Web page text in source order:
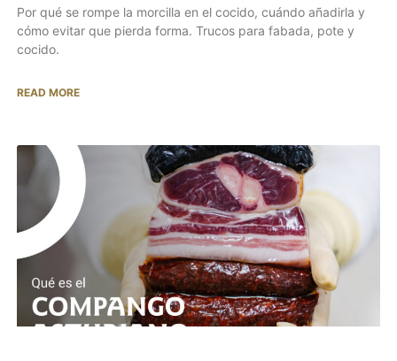
Por qué se rompe la morcilla en el cocido, cuándo añadirla y
cómo evitar que pierda forma. Trucos para fabada, pote y
cocido.
READ MORE